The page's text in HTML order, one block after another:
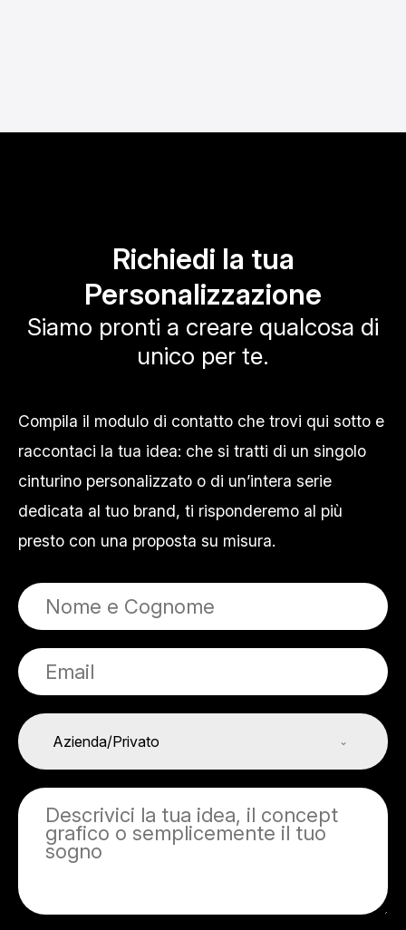
Richiedi la tua
Personalizzazione
Siamo pronti a creare qualcosa di
unico per te.
Compila il modulo di contatto che trovi qui sotto e
raccontaci la tua idea: che si tratti di un singolo
cinturino personalizzato o di un’intera serie
dedicata al tuo brand, ti risponderemo al più
presto con una proposta su misura.
Azienda/Privato